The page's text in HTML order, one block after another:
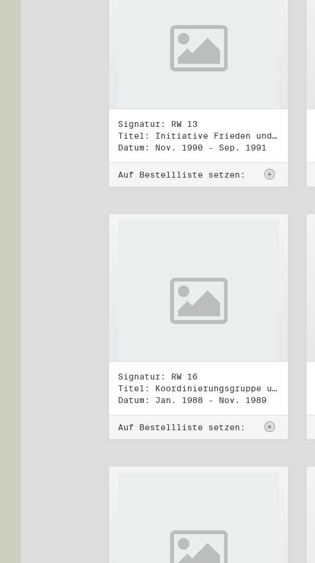
Signatur: RW 13
Titel: Initiative Frieden und Menschenrechte (3)
Datum: Nov. 1990 - Sep. 1991
Auf Bestellliste setzen:
Signatur: RW 16
Titel: Koordinierungsgruppe und Kontakttelefongruppe
Datum: Jan. 1988 - Nov. 1989
Auf Bestellliste setzen: